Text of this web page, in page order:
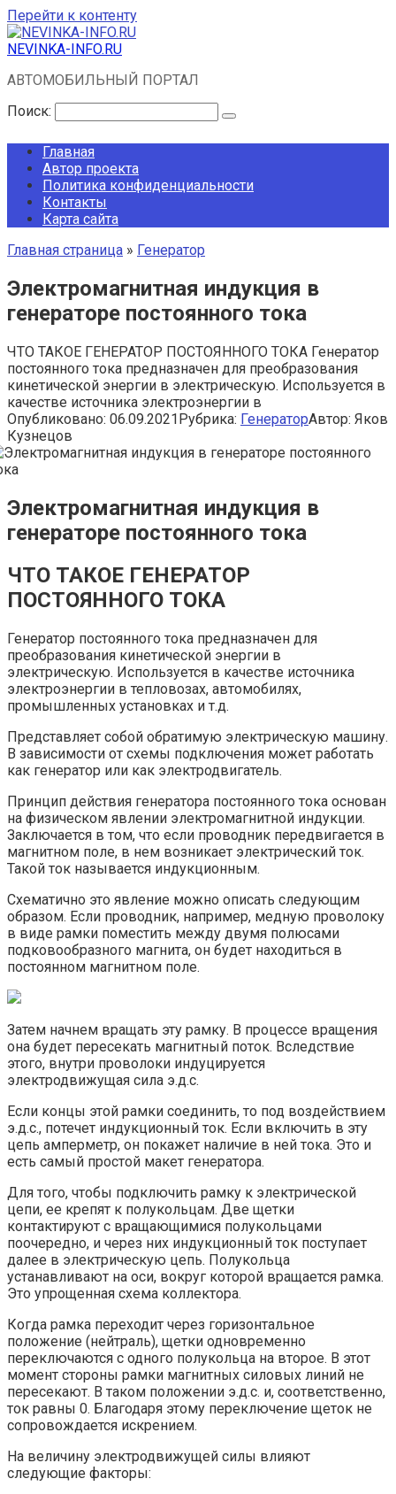
Перейти к контенту
NEVINKA-INFO.RU
АВТОМОБИЛЬНЫЙ ПОРТАЛ
Поиск:
Главная
Автор проекта
Политика конфиденциальности
Контакты
Карта сайта
Главная страница » Генератор
Электромагнитная индукция в
генераторе постоянного тока
ЧТО ТАКОЕ ГЕНЕРАТОР ПОСТОЯННОГО ТОКА Генератор
постоянного тока предназначен для преобразования
кинетической энергии в электрическую. Используется в
качестве источника электроэнергии в
Опубликовано: 06.09.2021Рубрика: ГенераторАвтор: Яков
Кузнецов
Электромагнитная индукция в
генераторе постоянного тока
ЧТО ТАКОЕ ГЕНЕРАТОР
ПОСТОЯННОГО ТОКА
Генератор постоянного тока предназначен для
преобразования кинетической энергии в
электрическую. Используется в качестве источника
электроэнергии в тепловозах, автомобилях,
промышленных установках и т.д.
Представляет собой обратимую электрическую машину.
В зависимости от схемы подключения может работать
как генератор или как электродвигатель.
Принцип действия генератора постоянного тока основан
на физическом явлении электромагнитной индукции.
Заключается в том, что если проводник передвигается в
магнитном поле, в нем возникает электрический ток.
Такой ток называется индукционным.
Схематично это явление можно описать следующим
образом. Если проводник, например, медную проволоку
в виде рамки поместить между двумя полюсами
подковообразного магнита, он будет находиться в
постоянном магнитном поле.
Затем начнем вращать эту рамку. В процессе вращения
она будет пересекать магнитный поток. Вследствие
этого, внутри проволоки индуцируется
электродвижущая сила э.д.с.
Если концы этой рамки соединить, то под воздействием
э.д.с., потечет индукционный ток. Если включить в эту
цепь амперметр, он покажет наличие в ней тока. Это и
есть самый простой макет генератора.
Для того, чтобы подключить рамку к электрической
цепи, ее крепят к полукольцам. Две щетки
контактируют с вращающимися полукольцами
поочередно, и через них индукционный ток поступает
далее в электрическую цепь. Полукольца
устанавливают на оси, вокруг которой вращается рамка.
Это упрощенная схема коллектора.
Когда рамка переходит через горизонтальное
положение (нейтраль), щетки одновременно
переключаются с одного полукольца на второе. В этот
момент стороны рамки магнитных силовых линий не
пересекают. В таком положении э.д.с. и, соответственно,
ток равны 0. Благодаря этому переключение щеток не
сопровождается искрением.
На величину электродвижущей силы влияют
следующие факторы: